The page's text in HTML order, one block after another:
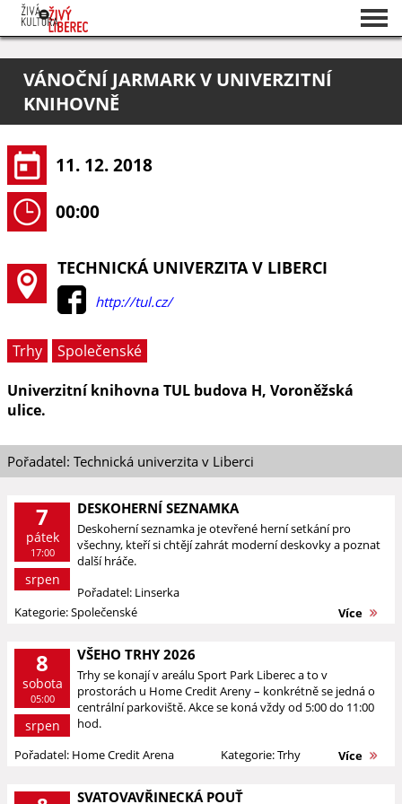
O projektu
Pořadatelé
VÁNOČNÍ JARMARK V UNIVERZITNÍ
KNIHOVNĚ
11. 12. 2018
00:00
TECHNICKÁ UNIVERZITA V LIBERCI
http://tul.cz/
Trhy
Společenské
Univerzitní knihovna TUL budova H, Voroněžská
ulice.
Pořadatel: Technická univerzita v Liberci
7
pátek
17:00
srpen
DESKOHERNÍ SEZNAMKA
Deskoherní seznamka je otevřené herní setkání pro
všechny, kteří si chtějí zahrát moderní deskovky a poznat
další hráče.
Pořadatel: Linserka
Kategorie: Společenské
Více
8
sobota
05:00
srpen
VŠEHO TRHY 2026
Trhy se konají v areálu Sport Park Liberec a to v
prostorách u Home Credit Areny – konkrétně se jedná o
centrální parkoviště. Akce se koná vždy od 5:00 do 11:00
hod.
Pořadatel: Home Credit Arena
Kategorie: Trhy Více
SVATOVAVŘINECKÁ POUŤ